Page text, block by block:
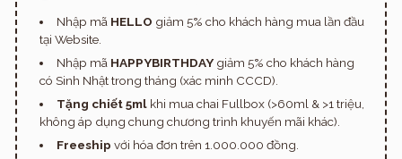
Nhập mã HELLO giảm 5% cho khách hàng mua lần đầu
tại Website.
Nhập mã HAPPYBIRTHDAYgiảm 5% cho khách hàng
có Sinh Nhật trong tháng (xác minh CCCD).
Tặng chiết 5mlkhi mua chai Fullbox (>60ml & >1 triệu,
không áp dụng chung chương trình khuyến mãi khác).
Freeship với hóa đơn trên 1.000.000 đồng.